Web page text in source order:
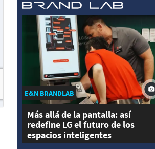
E&N BRANDLAB
Más allá de la pantalla: así
redefine LG el futuro de los
espacios inteligentes